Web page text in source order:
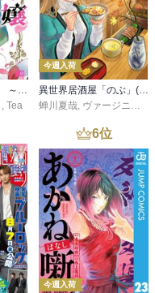
悪役令嬢レベル99 ～私は裏ボスですが魔王ではありません～ その６
, Tea
今週入荷
異世界居酒屋「のぶ」(22)
蝉川夏哉, ヴァージニア二等兵
6位
今週入荷